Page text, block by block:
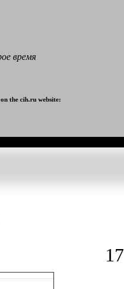
время
the cih.ru website:
17